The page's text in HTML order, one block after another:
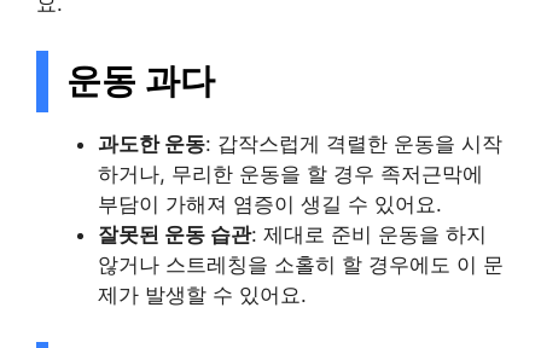
운동 과다
과도한 운동: 갑작스럽게 격렬한 운동을 시작
하거나, 무리한 운동을 할 경우 족저근막에
부담이 가해져 염증이 생길 수 있어요.
잘못된 운동 습관: 제대로 준비 운동을 하지
않거나 스트레칭을 소홀히 할 경우에도 이 문
제가 발생할 수 있어요.